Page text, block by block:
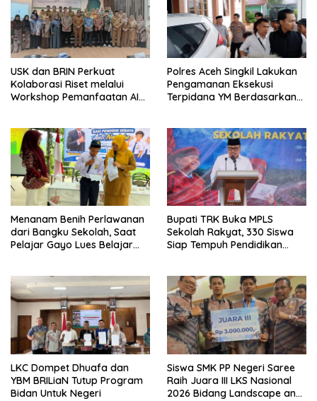
USK dan BRIN Perkuat
Kolaborasi Riset melalui
Workshop Pemanfaatan AI
Polres Aceh Singkil Lakukan
Pengamanan Eksekusi
Terpidana YM Berdasarkan
Menanam Benih Perlawanan
dari Bangku Sekolah, Saat
Pelajar Gayo Lues Belajar
Bupati TRK Buka MPLS
Sekolah Rakyat, 330 Siswa
Siap Tempuh Pendidikan
LKC Dompet Dhuafa dan
YBM BRILiaN Tutup Program
Bidan Untuk Negeri
Siswa SMK PP Negeri Saree
Raih Juara III LKS Nasional
2026 Bidang Landscape and